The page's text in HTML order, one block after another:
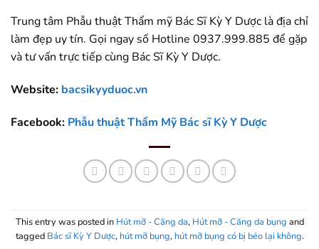
Trung tâm Phẫu thuật Thẩm mỹ Bác Sĩ Kỳ Y Dược là địa chỉ
làm đẹp uy tín. Gọi ngay số Hotline 0937.999.885 để gặp
và tư vấn trực tiếp cùng Bác Sĩ Kỳ Y Dược.
Website: bacsikyyduoc.vn
Facebook: Phẫu thuật Thẩm Mỹ Bác sĩ Kỳ Y Dược
This entry was posted in Hút mỡ - Căng da, Hút mỡ - Căng da bụng and
tagged Bác sĩ Kỳ Y Dược, hút mỡ bụng, hút mỡ bụng có bị béo lại không.